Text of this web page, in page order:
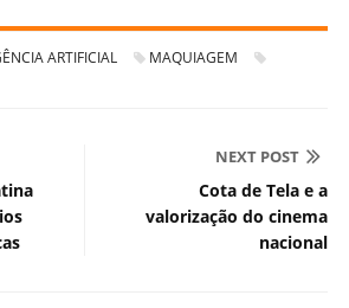
ARTIFICIAL
MAQUIAGEM
NEXT POST
Cota de Tela e a
valorização do cinema
nacional